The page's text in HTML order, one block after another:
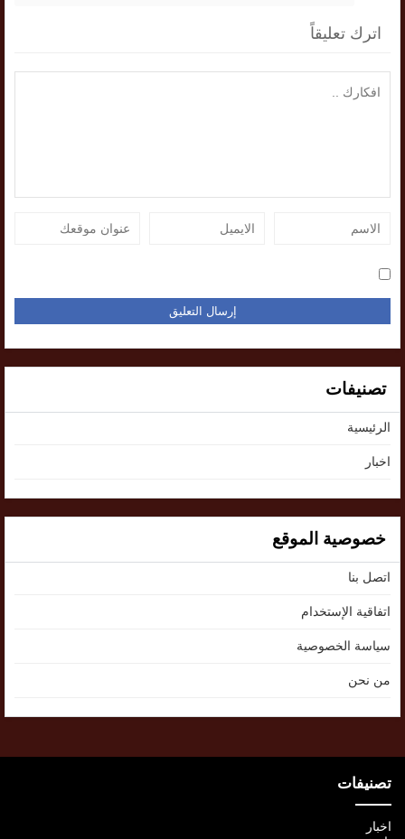
اترك تعليقاً
تصنيفات
الرئيسية
اخبار
خصوصية الموقع
اتصل بنا
اتفاقية الإستخدام
سياسة الخصوصية
من نحن
تصنيفات
اخبار